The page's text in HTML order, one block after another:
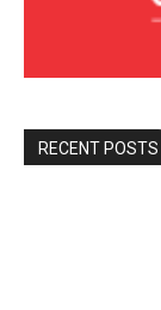
RECENT POSTS